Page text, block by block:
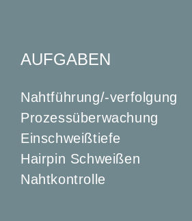
AUFGABEN
Nahtführung/-verfolgung
Prozessüberwachung
Einschweißtiefe
Hairpin Schweißen
Nahtkontrolle